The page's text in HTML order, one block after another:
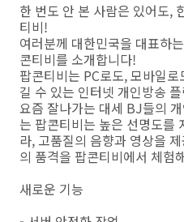
한 번도 안 본 사람은 있어도,
티비!
여러분께 대한민국을 대표하
콘티비를 소개합니다!
팝콘티비는 PC로도, 모바일
길 수 있는 인터넷 개인방송
요즘 잘나가는 대세 BJ들의
는 팝콘티비는 높은 선명도를
라, 고품질의 음향과 영상을
의 품격을 팝콘티비에서 체험
새로운 기능